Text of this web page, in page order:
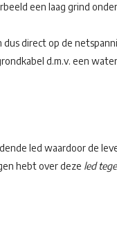
een laag grind
direct op de
d.m.v. een
led waardoor de
hebt over deze led